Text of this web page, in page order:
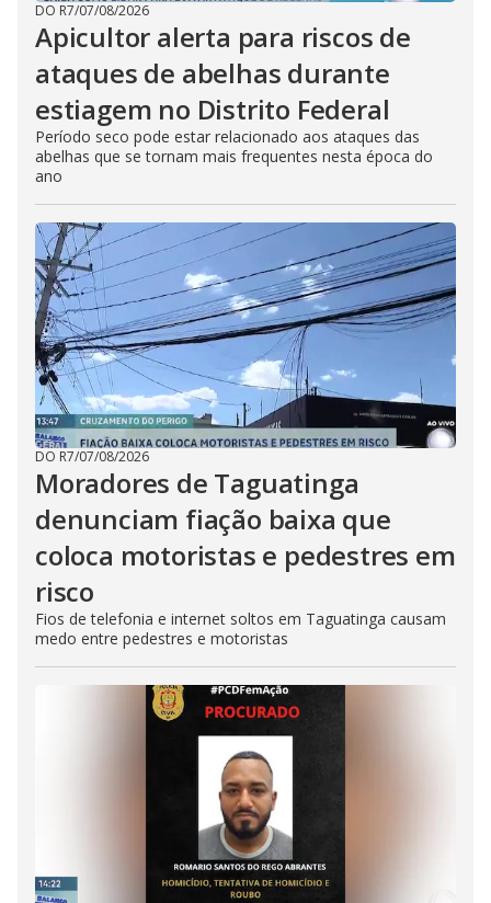
DO R7/07/08/2026
Apicultor alerta para riscos de
ataques de abelhas durante
estiagem no Distrito Federal
Período seco pode estar relacionado aos ataques das
abelhas que se tornam mais frequentes nesta época do
ano
DO R7/07/08/2026
Moradores de Taguatinga
denunciam fiação baixa que
coloca motoristas e pedestres em
risco
Fios de telefonia e internet soltos em Taguatinga causam
medo entre pedestres e motoristas